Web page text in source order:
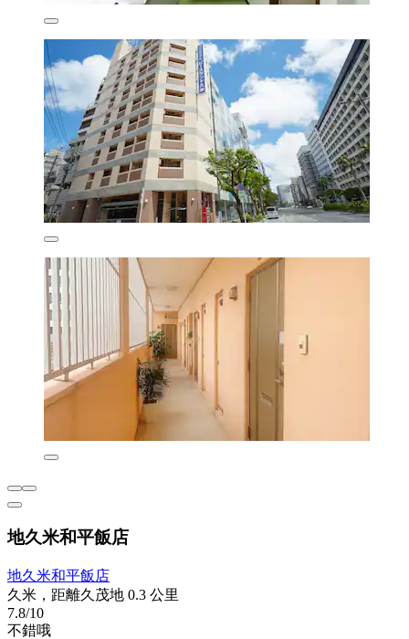
地久米和平飯店
地久米和平飯店
久米，距離久茂地 0.3 公里
7.8/10
不錯哦